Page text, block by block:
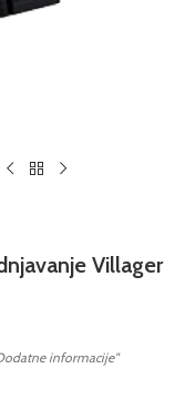
Villager
informacije"